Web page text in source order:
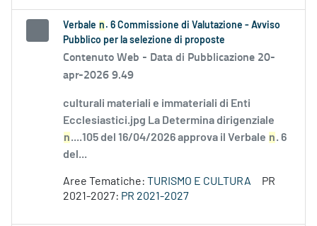
Verbale n . 6 Commissione di Valutazione - Avviso
Pubblico per la selezione di proposte
Contenuto Web - Data di Pubblicazione 20-
apr-2026 9.49
culturali materiali e immateriali di Enti
Ecclesiastici.jpg La Determina dirigenziale
n....105 del 16/04/2026 approva il Verbale n. 6
del...
Aree Tematiche: TURISMO E CULTURA
PR
2021-2027: PR 2021-2027